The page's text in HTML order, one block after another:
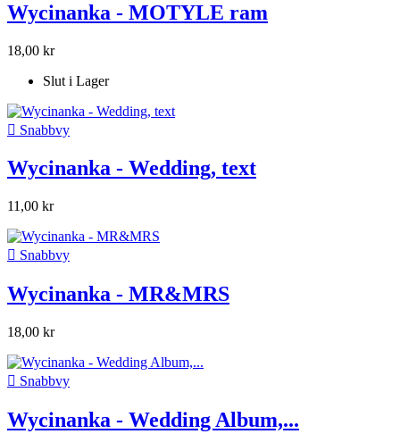
Wycinanka - MOTYLE ram
18,00 kr
Slut i Lager
 Snabbvy
Wycinanka - Wedding, text
11,00 kr
 Snabbvy
Wycinanka - MR&MRS
18,00 kr
 Snabbvy
Wycinanka - Wedding Album,...